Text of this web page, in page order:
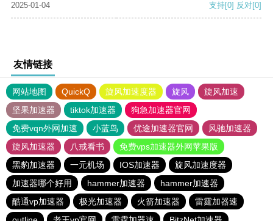
2025-01-04 支持[0] 反对[0]
友情链接
网站地图 QuickQ 旋风加速度器 旋风
旋风加速
坚果加速器
tiktok加速器
狗急加速器官网
免费vqn外网加速
小蓝鸟 优途加速器官网
风驰加速器
旋风加速器
八戒看书
免费vps加速器外网苹果版
黑豹加速器
一元机场 IOS加速器
旋风加速度器
加速器哪个好用
hammer加速器
hammer加速器
酷通vp加速器
极光加速器 火箭加速器
雷霆加器速